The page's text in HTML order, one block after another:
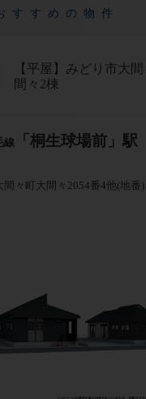
すすめの物件
【平屋】みどり市大
間々2棟
線 「桐生球場前」駅
間々町大間々2054番4他(地番)